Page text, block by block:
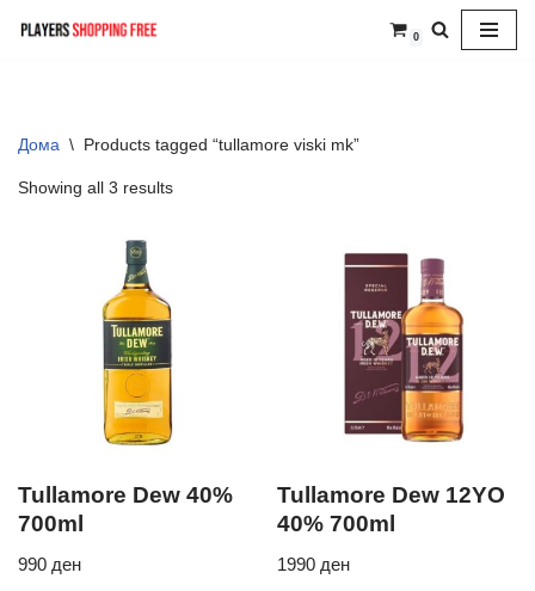
0
Дома \ Products tagged “tullamore viski mk”
Showing all 3 results
Tullamore Dew 40%
700ml
990 ден
Tullamore Dew 12YO
40% 700ml
1990 ден